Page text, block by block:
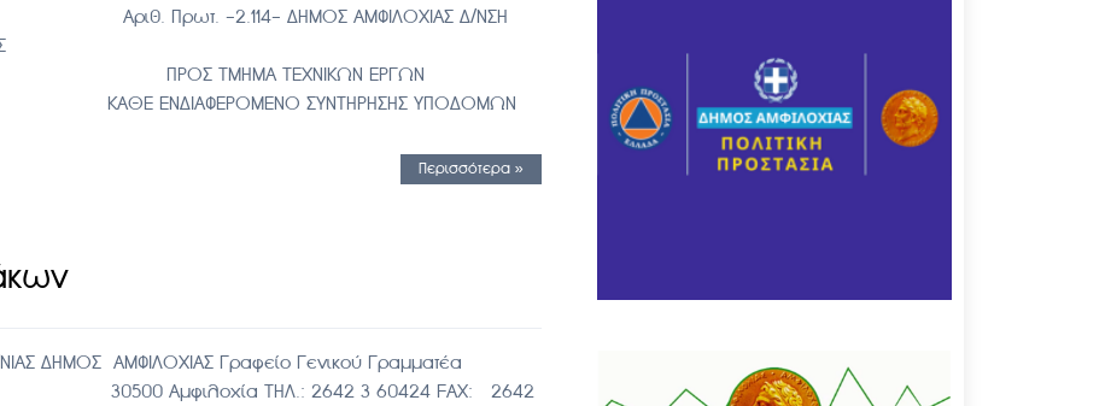
ΔΗΜΟΣ ΑΜΦΙΛΟΧΙΑΣ Δ/ΝΣΗ
ΕΡΓΩΝ
ΣΥΝΤΗΡΗΣΗΣ ΥΠΟΔΟΜΩΝ
Περισσότερα »
ΔΗΜΟΣ ΑΜΦΙΛΟΧΙΑΣ Γραφείο Γενικού Γραμματέα
Αμφιλοχία ΤΗΛ.: 2642 3 60424 FAX: 2642